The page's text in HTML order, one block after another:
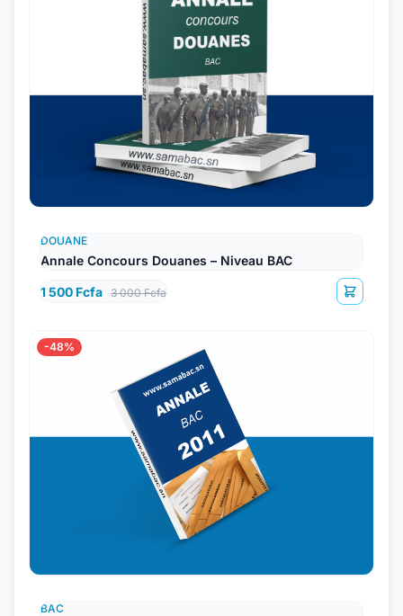
DOUANE
Annale Concours Douanes – Niveau BAC
1 500 Fcfa 3 000 Fcfa
-48%
BAC